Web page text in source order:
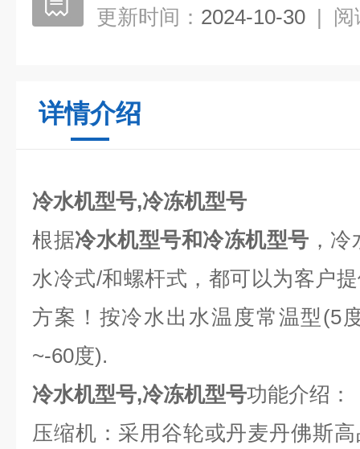
更新时间： 2024-10-30 | 阅
详情介绍
冷水机型号,冷冻机型号
根据冷水机型号和冷冻机型号 ，
水冷式/和螺杆式，都可以为客户
方案！按冷水出水温度常温型(5
~-60度).
冷水机型号,冷冻机型号功能介绍：
压缩机：采用谷轮或丹麦丹佛斯